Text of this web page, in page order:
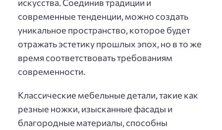
искусства. Соединив традиции и
современные тенденции, можно создать
уникальное пространство, которое будет
отражать эстетику прошлых эпох, но в то же
время соответствовать требованиям
современности.
Классические мебельные детали, такие как
резные ножки, изысканные фасады и
благородные материалы, способны